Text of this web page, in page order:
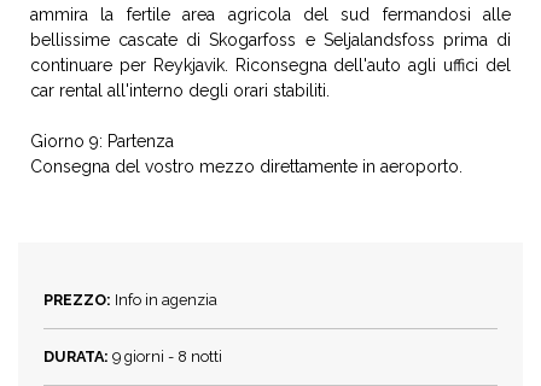
ammira la fertile area agricola del sud fermandosi alle
bellissime cascate di Skogarfoss e Seljalandsfoss prima di
continuare per Reykjavik. Riconsegna dell'auto agli uffici del
car rental all'interno degli orari stabiliti.
Giorno 9: Partenza
Consegna del vostro mezzo direttamente in aeroporto.
PREZZO: Info in agenzia
DURATA: 9 giorni - 8 notti